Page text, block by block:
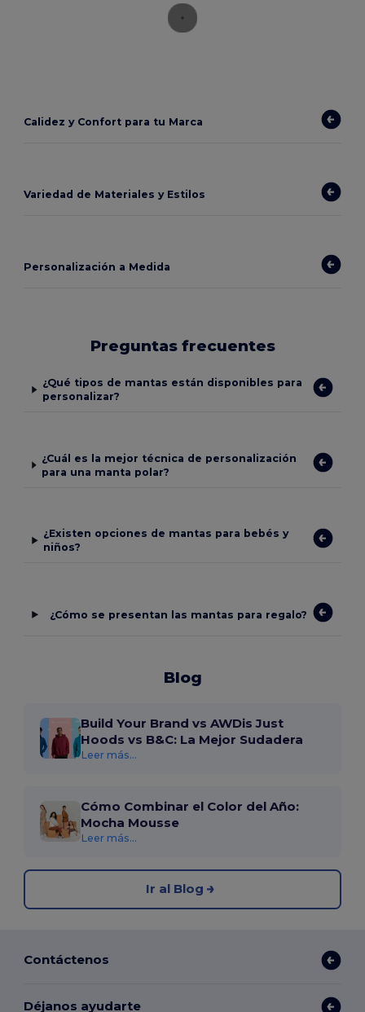
Calidez y Confort para tu Marca
Variedad de Materiales y Estilos
Personalización a Medida
Preguntas frecuentes
¿Qué tipos de mantas están disponibles para
personalizar?
¿Cuál es la mejor técnica de personalización
para una manta polar?
¿Existen opciones de mantas para bebés y
niños?
¿Cómo se presentan las mantas para regalo?
Blog
Build Your Brand vs AWDis Just
Hoods vs B&C: La Mejor Sudadera
Leer más...
Cómo Combinar el Color del Año:
Mocha Mousse
Leer más...
Ir al Blog
Contáctenos
Déjanos ayudarte